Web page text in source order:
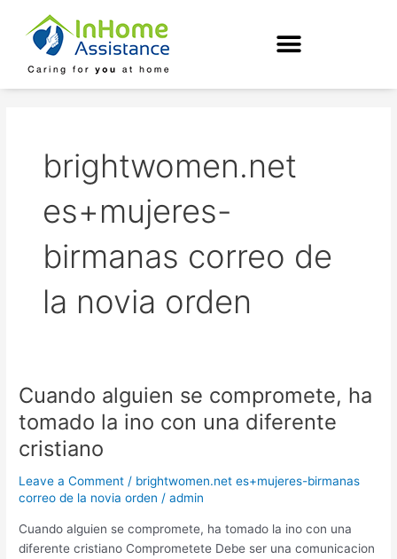
content
brightwomen.net
es+mujeres-
birmanas correo de
la novia orden
Cuando alguien se compromete, ha
tomado la ino con una diferente
cristiano
Leave a Comment / brightwomen.net es+mujeres-birmanas
correo de la novia orden /admin
Cuando alguien se compromete, ha tomado la ino con una
diferente cristiano Comprometete Debe ser una comunicacion
Cuando
se
compromete,
tomado
ino
con